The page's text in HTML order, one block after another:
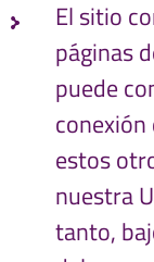
El sitio
páginas
puede
estos
nuestra
tanto,